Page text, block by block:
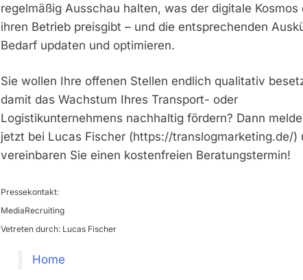
regelmäßig Ausschau halten, was der digitale Kosmos
ihren Betrieb preisgibt – und die entsprechenden
Bedarf updaten und optimieren.
Sie wollen Ihre offenen Stellen endlich qualitativ
damit das Wachstum Ihres Transport- oder
Logistikunternehmens nachhaltig fördern? Dann
jetzt bei Lucas Fischer (https://translogmarketing.de/)
vereinbaren Sie einen kostenfreien Beratungstermin!
Pressekontakt:
MediaRecruiting
Vetreten durch: Lucas Fischer
Home